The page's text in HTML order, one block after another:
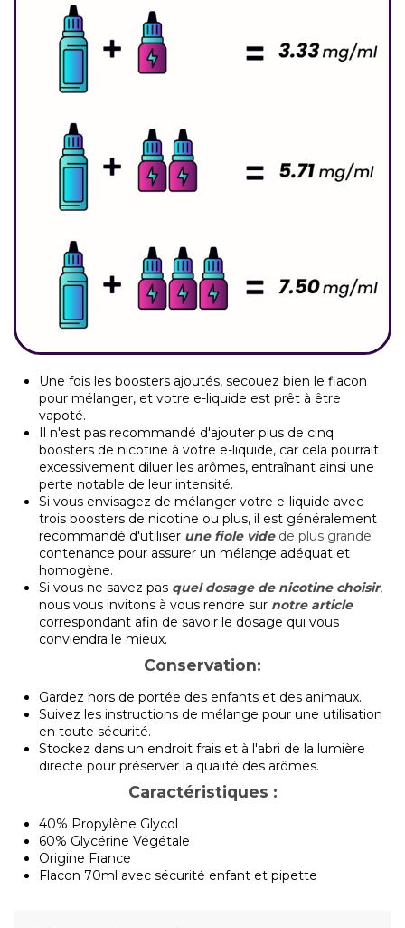
Une fois les boosters ajoutés, secouez bien le flacon
pour mélanger, et votre e-liquide est prêt à être
vapoté.
Il n'est pas recommandé d'ajouter plus de cinq
boosters de nicotine à votre e-liquide, car cela pourrait
excessivement diluer les arômes, entraînant ainsi une
perte notable de leur intensité.
Si vous envisagez de mélanger votre e-liquide avec
trois boosters de nicotine ou plus, il est généralement
recommandé d'utiliser une fiole videde plus grande
contenance pour assurer un mélange adéquat et
homogène.
Si vous ne savez pas quel dosage de nicotine choisir,
nous vous invitons à vous rendre sur notre article
correspondant afin de savoir le dosage qui vous
conviendra le mieux.
Conservation:
Gardez hors de portée des enfants et des animaux.
Suivez les instructions de mélange pour une utilisation
en toute sécurité.
Stockez dans un endroit frais et à l'abri de la lumière
directe pour préserver la qualité des arômes.
Caractéristiques :
40% Propylène Glycol
60% Glycérine Végétale
Origine France
Flacon 70ml avec sécurité enfant et pipette